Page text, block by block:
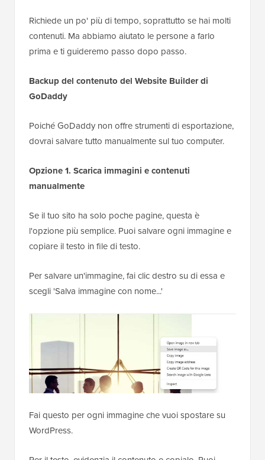
Richiede un po' più di tempo, soprattutto se hai molti
contenuti. Ma abbiamo aiutato le persone a farlo
prima e ti guideremo passo dopo passo.
Backup del contenuto del Website Builder di
GoDaddy
Poiché GoDaddy non offre strumenti di esportazione,
dovrai salvare tutto manualmente sul tuo computer.
Opzione 1. Scarica immagini e contenuti
manualmente
Se il tuo sito ha solo poche pagine, questa è
l'opzione più semplice. Puoi salvare ogni immagine e
copiare il testo in file di testo.
Per salvare un'immagine, fai clic destro su di essa e
scegli 'Salva immagine con nome...'
Fai questo per ogni immagine che vuoi spostare su
WordPress.